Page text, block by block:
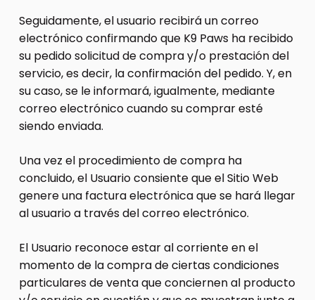
Seguidamente, el usuario recibirá un correo
electrónico confirmando que K9 Paws ha recibido
su pedido solicitud de compra y/o prestación del
servicio, es decir, la confirmación del pedido. Y, en
su caso, se le informará, igualmente, mediante
correo electrónico cuando su comprar esté
siendo enviada.
Una vez el procedimiento de compra ha
concluido, el Usuario consiente que el Sitio Web
genere una factura electrónica que se hará llegar
al usuario a través del correo electrónico.
El Usuario reconoce estar al corriente en el
momento de la compra de ciertas condiciones
particulares de venta que conciernen al producto